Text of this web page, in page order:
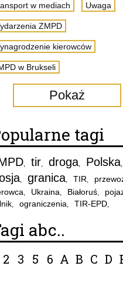
w mediach Uwaga
ZMPD
kierowców
w Brukseli
Pokaż
tagi
, tir, droga, Polska,
, granica, TIR,
, Ukraina, Białoruś,
, ograniczenia, TIR-EPD,
abc..
2 3 5 6 A B C D